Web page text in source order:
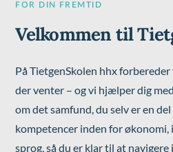
FOR DIN FREMTID
Velkommen til
På TietgenSkolen hhx
der venter – og vi hjælper dig
om det samfund, du selv er en
kompetencer inden for
sprog, så du er klar til at